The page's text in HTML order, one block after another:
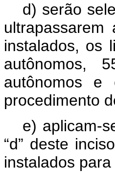
d) serão
instalados, os
autônomos,
autônomos e
procedimento
e) aplicam-
“d” deste
instalados para